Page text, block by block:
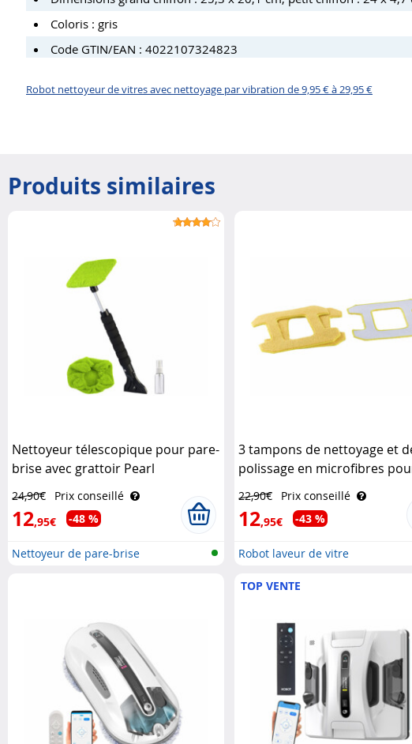
Coloris : gris
Code GTIN/EAN : 4022107324823
Robot nettoyeur de vitres avec nettoyage par vibration de 9,95 € à 29,95 €
Produits similaires
Nettoyeur télescopique pour pare-
brise avec grattoir Pearl
24,90€ Prix conseillé
12,95€ -48 %
Nettoyeur de pare-brise
3 tampons de nettoyage et
polissage en microfibres
041 V3 Sichler
22,90€ Prix conseillé
12,95€ -43 %
Robot laveur de vitre
TOP VENTE